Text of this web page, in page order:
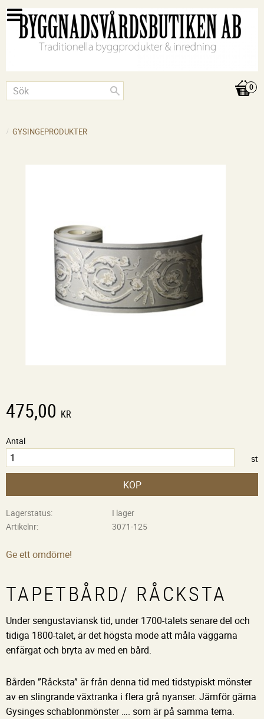
GYSINGEPRODUKTER
475,00 KR
Antal
st
KÖP
Lagerstatus
I lager
Artikelnr
3071-125
Ge ett omdöme!
TAPETBÅRD/ RÅCKSTA
Under sengustaviansk tid, under 1700-talets senare del och
tidiga 1800-talet, är det högsta mode att måla väggarna
enfärgat och bryta av med en bård.
Bården ”Råcksta” är från denna tid med tidstypiskt mönster
av en slingrande växtranka i flera grå nyanser. Jämför gärna
Gysinges schablonmönster …. som är på samma tema.